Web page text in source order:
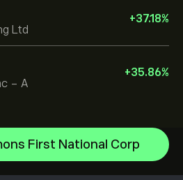
Ltd
+37.18%
- A
+35.86%
First National Corp